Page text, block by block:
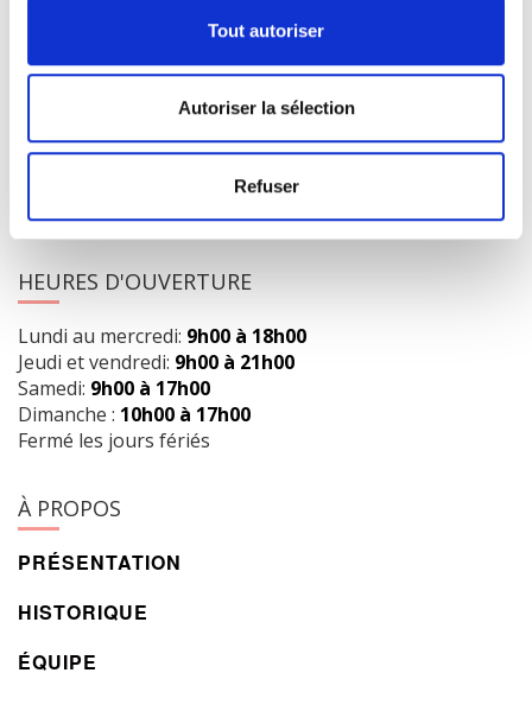
Tout autoriser
Autoriser la sélection
Refuser
1073 route de l'Église, Québec, QC G1V 3W2
Obtenir l’itinéraire
info@librairielaliberte.com
HEURES D'OUVERTURE
Lundi au mercredi: 9h00 à 18h00
Jeudi et vendredi: 9h00 à 21h00
Samedi: 9h00 à 17h00
Dimanche : 10h00 à 17h00
Fermé les jours fériés
À PROPOS
PRÉSENTATION
HISTORIQUE
ÉQUIPE